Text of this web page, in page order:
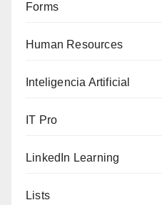
Forms
Human Resources
Inteligencia Artificial
IT Pro
LinkedIn Learning
Lists